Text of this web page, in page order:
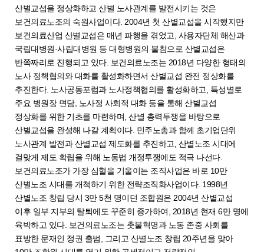
산별교섭을 정상화하고 산별 노사관계를 발전시키는 것은
보건의료노조의 숙원사업이다. 2004년 첫 산별교섭을 시작했지만
보건의료산업 산별교섭은 매년 파행을 겪었고, 사용자단체 해산과
국립대병원·사립대병원 등 대형병원의 불참으로 산별교섭은
반쪽짜리로 진행되고 있다. 보건의료노조는 2018년 다양한 형태의
노사 정책협의와 대화를 활성화하면서 산별교섭 완전 정상화를
추진한다. 노사공동포럼과 노사정책협의를 활성화하고, 특성별로
주요 병원장 면담, 노사정 사회적 대화 등을 통해 산별교섭
정상화를 위한 기초를 마련하며, 산별 총력투쟁을 바탕으로
산별교섭을 완성해 나갈 계획이다. 민주노총과 함께 초기업단위
노사관계 발전과 산별교섭 제도화를 추진하고, 산별노조 시대에
걸맞게 제도 확립을 위해 노동법 개정투쟁에도 적극 나선다.
보건의료노조가 가장 심혈을 기울이는 조직사업은 바로 10만
산별노조 시대를 개척하기 위한 전략조직화사업이다. 1998년
산별노조 창립 당시 3만 5천 명이던 조합원은 2004년 산별교섭
이후 일부 지부의 탈퇴에도 꾸준히 증가하여, 2018년 현재 6만 명에
육박하고 있다. 보건의료노조는 촛불혁명과 노동 존중 사회를
표방한 문재인 정권 출범, 그리고 산별노조 창립 20주년을 맞아